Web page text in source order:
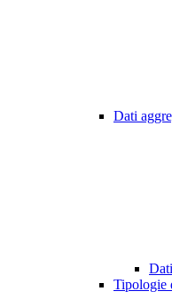
Dati
Tipologie